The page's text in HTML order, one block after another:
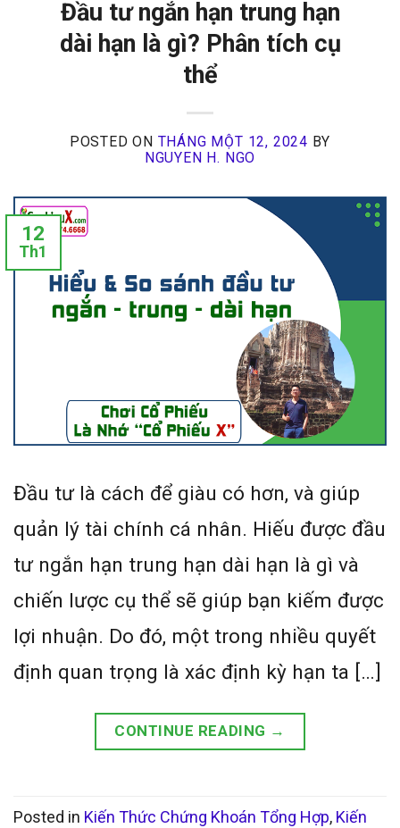
Đầu tư ngắn hạn trung hạn
dài hạn là gì? Phân tích cụ
thể
POSTED ON THÁNG MỘT 12, 2024 BY
NGUYEN H. NGO
12
Th1
Đầu tư là cách để giàu có hơn, và giúp
quản lý tài chính cá nhân. Hiếu được đầu
tư ngắn hạn trung hạn dài hạn là gì và
chiến lược cụ thể sẽ giúp bạn kiếm được
lợi nhuận. Do đó, một trong nhiều quyết
định quan trọng là xác định kỳ hạn ta […]
CONTINUE READING →
Posted in Kiến Thức Chứng Khoán Tổng Hợp, Kiến